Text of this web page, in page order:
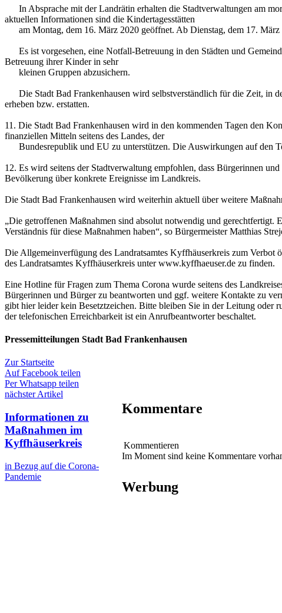
In Absprache mit der Landrätin erhalten die Stadtverwaltungen am
aktuellen Informationen sind die Kindertagesstätten
am Montag, dem 16. März 2020 geöffnet. Ab Dienstag, dem 17. März
Es ist vorgesehen, eine Notfall-Betreuung in den Städten und
Betreuung ihrer Kinder in sehr
kleinen Gruppen abzusichern.
Die Stadt Bad Frankenhausen wird selbstverständlich für die Zeit, in
erheben bzw. erstatten.
11. Die Stadt Bad Frankenhausen wird in den kommenden Tagen den
finanziellen Mitteln seitens des Landes, der
Bundesrepublik und EU zu unterstützen. Die Auswirkungen auf den
12. Es wird seitens der Stadtverwaltung empfohlen, dass Bürgerinnen
Bevölkerung über konkrete Ereignisse im Landkreis.
Die Stadt Bad Frankenhausen wird weiterhin aktuell über weitere
„Die getroffenen Maßnahmen sind absolut notwendig und gerechtfertigt.
Verständnis für diese Maßnahmen haben“, so Bürgermeister Matthias
Die Allgemeinverfügung des Landratsamtes Kyffhäuserkreis zum Verbot
des Landratsamtes Kyffhäuserkreis unter www.kyffhaeuser.de zu finden.
Eine Hotline für Fragen zum Thema Corona wurde seitens des
Bürgerinnen und Bürger zu beantworten und ggf. weitere Kontakte zu
gibt hier leider kein Besetztzeichen. Bitte bleiben Sie in der Leitung oder
der telefonischen Erreichbarkeit ist ein Anrufbeantworter beschaltet.
Pressemitteilungen Stadt Bad Frankenhausen
Zur Startseite
Auf Facebook teilen
Per Whatsapp teilen
nächster Artikel
Informationen zu
Maßnahmen im
Kyffhäuserkreis
in Bezug auf die Corona-
Pandemie
Kommentare
Kommentieren
Im Moment sind keine Kommentare
Werbung